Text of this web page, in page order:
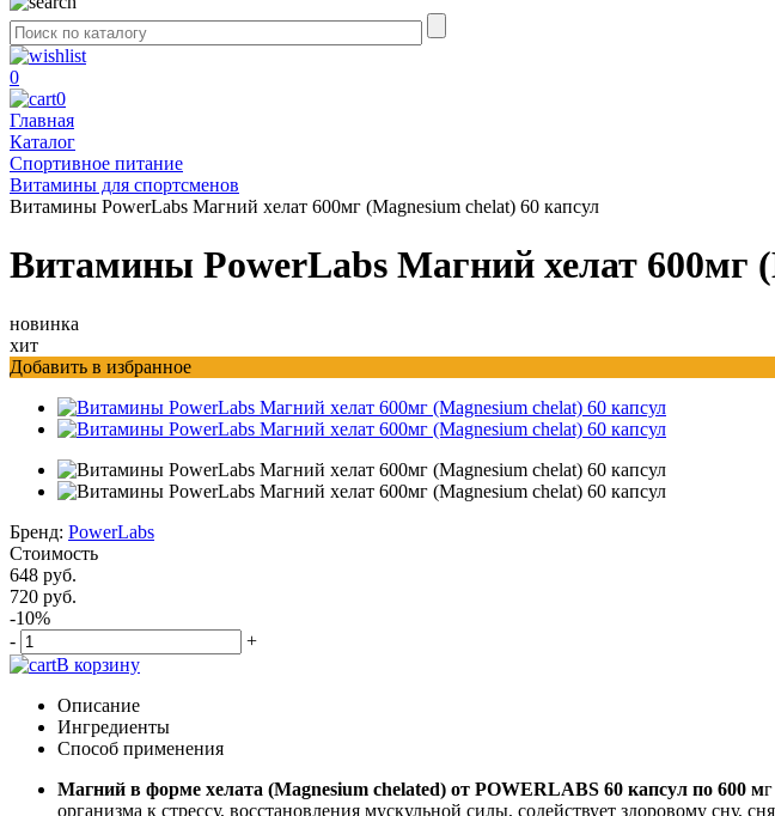
0
0
Главная
Каталог
Спортивное питание
Витамины для спортсменов
Витамины PowerLabs Магний хелат 600мг (Magnesium chelat) 60 капсул
Витамины PowerLabs Магний хелат 600мг
новинка
хит
Добавить в избранное
Бренд: PowerLabs
Стоимость
648 руб.
720 руб.
-10%
-
+
В корзину
Описание
Ингредиенты
Способ применения
Магний в форме хелата (Magnesium chelated) от POWERLABS 60 капсул по 600 м
организма к стрессу, восстановления мускульной силы, содействует здоровому